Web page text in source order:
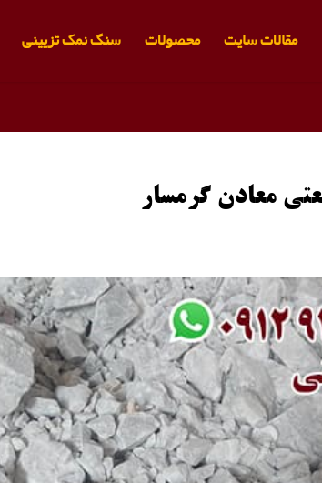
مقالات سایت محصولات سنگ نمک تزیینی
معادن گرمسار